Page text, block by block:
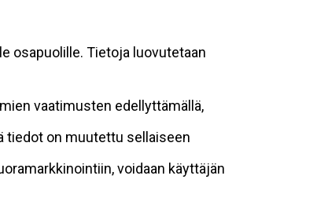
osapuolille. Tietoja luovutetaan
vaatimusten edellyttämällä,
tiedot on muutettu sellaiseen
voidaan käyttäjän